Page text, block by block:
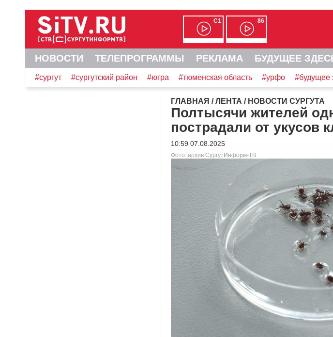
С1 86
НОВОСТИ ТЕЛЕПРОГРАММЫ РЕКЛАМА БУДУЩЕЕ
#сургут #сургутский район #югра #тюменская область #урфо #будущее
ГЛАВНАЯ /ЛЕНТА / НОВОСТИ СУРГУТА
Полтысячи жителей
пострадали от укусов
10:59 07.08.2025
Фото: архив СургутИнформ-ТВ